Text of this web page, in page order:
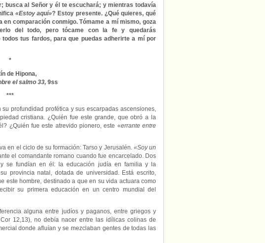
busca al Señor y él te escuchará; y mientras todavía
«Estoy aquí»? Estoy presente. ¿Qué quieres, qué
en comparación conmigo. Tómame a mí mismo, goza
del todo, pero tócame con la fe y quedarás
tus fardos, para que puedas adherirte a mí por
*
de Hipona,
el salmo 33, 9ss
***
profundidad profética y sus escarpadas ascensiones,
cristiana. ¿Quién fue este grande, que obró a la
¿Quién fue este atrevido pionero, este «errante entre
el ciclo de su formación: Tarso y Jerusalén. «Soy un
el comandante romano cuando fue encarcelado. Dos
se fundían en él: la educación judía en familia y la
provincia natal, dotada de universidad. Está escrito,
este hombre, destinado a que en su vida actuara como
su primera educación en un centro mundial del
alguna entre judíos y paganos, entre griegos y
12,13), no debía nacer entre las idílicas colinas de
donde afluían y se mezclaban gentes de todas las